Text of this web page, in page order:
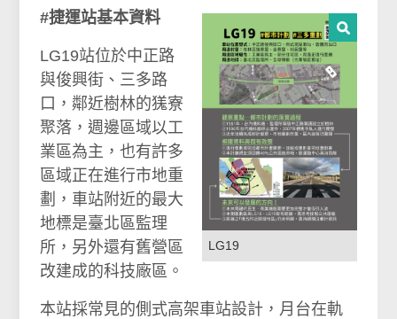
LG19
#捷運站基本資料
LG19站位於中正路
與俊興街、三多路
口，鄰近樹林的獇寮
聚落，週邊區域以工
業區為主，也有許多
區域正在進行市地重
劃，車站附近的最大
地標是臺北區監理
所，另外還有舊營區
改建成的科技廠區。
本站採常見的側式高架車站設計，月台在軌